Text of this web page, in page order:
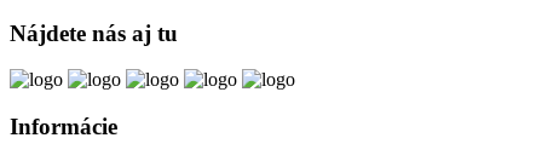
Nájdete nás aj tu
Informácie